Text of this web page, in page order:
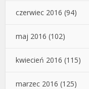
czerwiec 2016 (94)
maj 2016 (102)
kwiecień 2016 (115)
marzec 2016 (125)